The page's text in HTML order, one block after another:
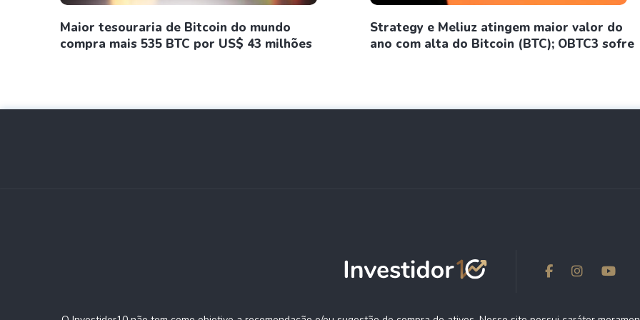
Maior tesouraria de Bitcoin do mundo
compra mais 535 BTC por US$ 43 milhões
Strategy e Meliuz atingem maior valor do
ano com alta do Bitcoin (BTC); OBTC3 sofre